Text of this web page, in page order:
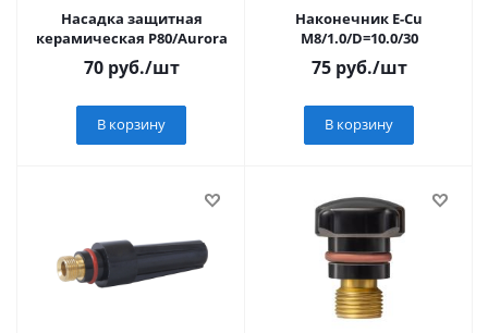
Насадка защитная
керамическая P80/Aurora
70руб./шт
В корзину
Наконечник E-Cu
M8/1.0/D=10.0/30
75руб./шт
В корзину